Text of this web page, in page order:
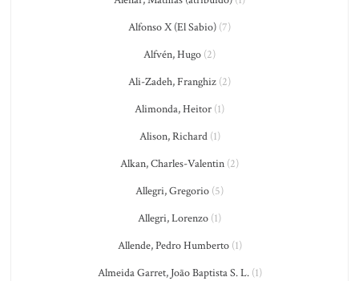
Alfonso X (El Sabio) (7)
Alfvén, Hugo (2)
Ali-Zadeh, Franghiz (2)
Alimonda, Heitor (1)
Alison, Richard(1)
Alkan, Charles-Valentin (2)
Allegri, Gregorio (5)
Allegri, Lorenzo (1)
Allende, Pedro Humberto(1)
Almeida Garret, João Baptista S. L.(1)